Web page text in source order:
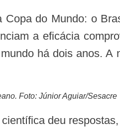
a eficácia
há dois anos.
Foto: Júnior Aguiar/Sesacre